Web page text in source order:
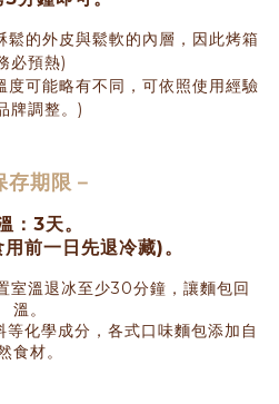
鬆的外皮與鬆軟的內層，因此烤箱
必預熱)
度可能略有不同，可依照使用經驗
牌調整。)
存期限 －
：3天。
前一日先退冷藏)。
室溫退冰至少30分鐘，讓麵包回
溫。
化學成分，各式口味麵包添加自
食材。